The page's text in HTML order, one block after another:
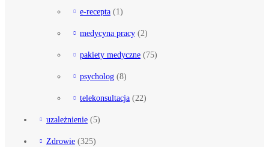
e-recepta (1)
medycyna pracy (2)
pakiety medyczne (75)
psycholog (8)
telekonsultacja (22)
uzależnienie (5)
Zdrowie (325)